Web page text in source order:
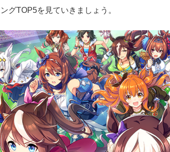
グTOP5を見ていきましょう。